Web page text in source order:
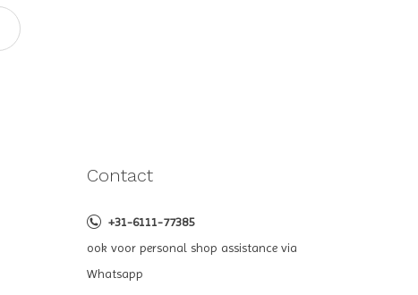
Contact
+31-6111-77385
ook voor personal shop assistance via
Whatsapp